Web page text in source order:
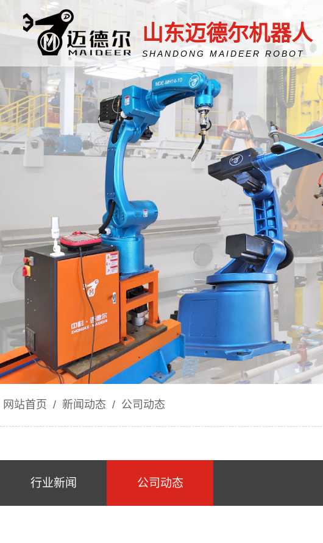
山东迈德尔机器人
SHANDONG MAIDEER ROBOT
网站首页 / 新闻动态 / 公司动态
行业新闻 公司动态